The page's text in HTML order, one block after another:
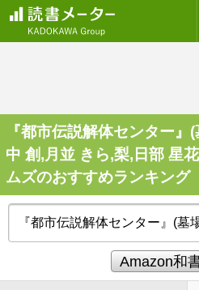
『都市伝説解体センター』
中 創,月並 きら,梨,日部 星
ムズのおすすめランキング